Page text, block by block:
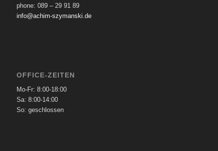
phone: 089 – 29 91 89
info@achim-szymanski.de
OFFICE-ZEITEN
Mo-Fr: 8:00-18:00
Sa: 8:00-14:00
So: geschlossen